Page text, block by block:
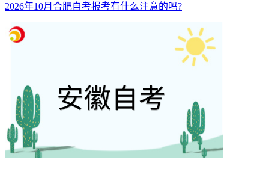
2026年10月合肥自考报考有什么注意的吗?